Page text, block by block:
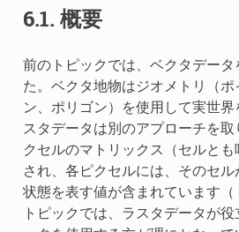
6.1. 概要
前のトピックでは、ベクタデータ
た。ベクタ地物はジオメトリ（ポ
ン、ポリゴン）を使用して実世
スタデータは別のアプローチを
クセルのマトリックス（セルと
され、各ピクセルには、そのセ
状態を表す値が含まれています（
トピックでは、ラスタデータが